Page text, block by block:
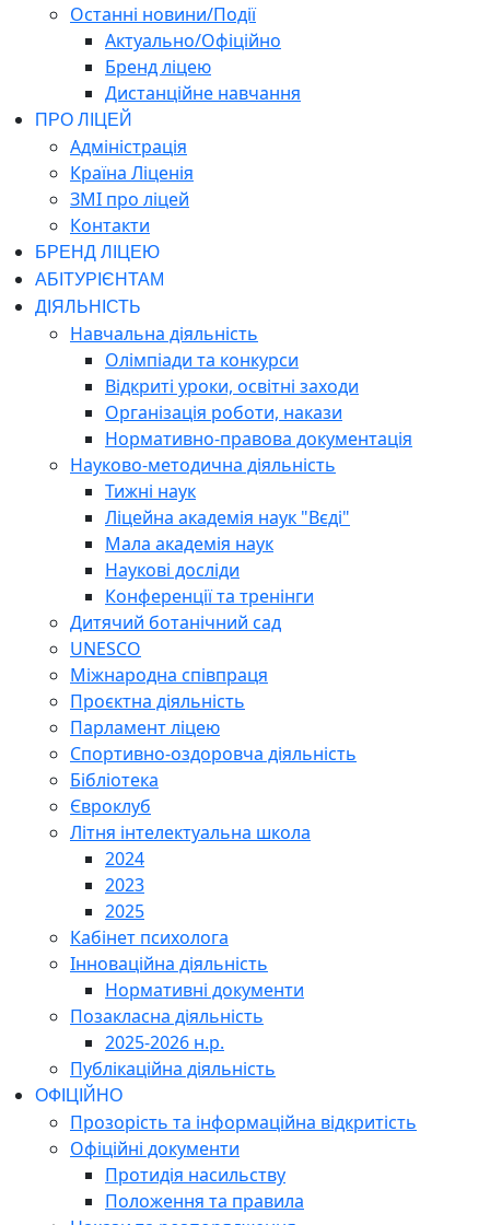
Останні новини/Події
Актуально/Офіційно
Бренд ліцею
Дистанційне навчання
ПРО ЛІЦЕЙ
Адміністрація
Країна Ліценія
ЗМІ про ліцей
Контакти
БРЕНД ЛІЦЕЮ
АБІТУРІЄНТАМ
ДІЯЛЬНІСТЬ
Навчальна діяльність
Олімпіади та конкурси
Відкриті уроки, освітні заходи
Організація роботи, накази
Нормативно-правова документація
Науково-методична діяльність
Тижні наук
Ліцейна академія наук "Вєді"
Мала академія наук
Наукові досліди
Конференції та тренінги
Дитячий ботанічний сад
UNESCO
Міжнародна співпраця
Проєктна діяльність
Парламент ліцею
Спортивно-оздоровча діяльність
Бібліотека
Євроклуб
Літня інтелектуальна школа
2024
2023
2025
Кабінет психолога
Інноваційна діяльність
Нормативні документи
Позакласна діяльність
2025-2026 н.р.
Публікаційна діяльність
ОФІЦІЙНО
Прозорість та інформаційна відкритість
Офіційні документи
Протидія насильству
Положення та правила